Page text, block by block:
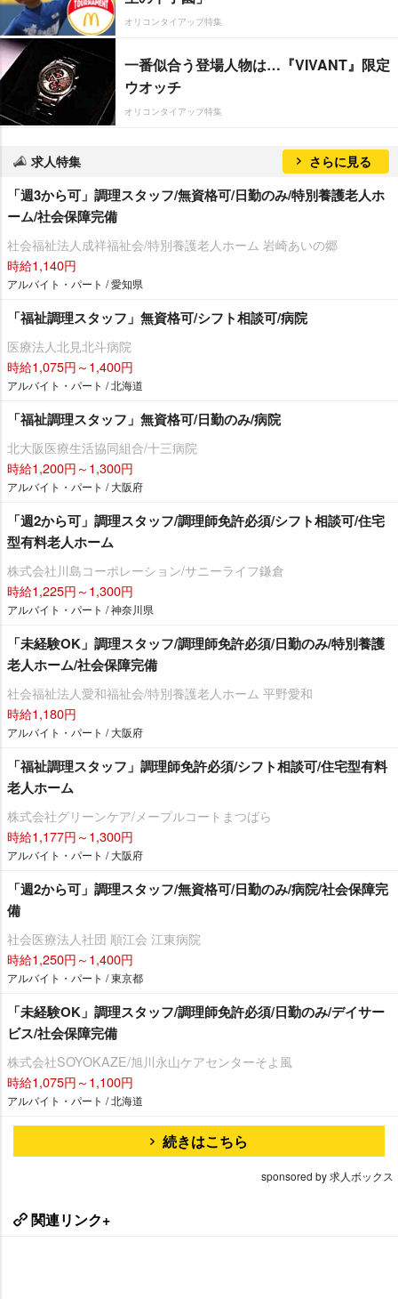
オリコンタイアップ特集
一番似合う登場人物は…『VIVANT』限定
ウオッチ
オリコンタイアップ特集
求人特集 さらに見る
「週3から可」調理スタッフ/無資格可/日勤のみ/特別養護老人ホ
ーム/社会保障完備
社会福祉法人成祥福祉会/特別養護老人ホーム 岩崎あいの郷
時給1,140円
アルバイト・パート / 愛知県
「福祉調理スタッフ」無資格可/シフト相談可/病院
医療法人北見北斗病院
時給1,075円～1,400円
アルバイト・パート / 北海道
「福祉調理スタッフ」無資格可/日勤のみ/病院
北大阪医療生活協同組合/十三病院
時給1,200円～1,300円
アルバイト・パート / 大阪府
「週2から可」調理スタッフ/調理師免許必須/シフト相談可/住宅
型有料老人ホーム
株式会社川島コーポレーション/サニーライフ鎌倉
時給1,225円～1,300円
アルバイト・パート / 神奈川県
「未経験OK」調理スタッフ/調理師免許必須/日勤のみ/特別養護
老人ホーム/社会保障完備
社会福祉法人愛和福祉会/特別養護老人ホーム 平野愛和
時給1,180円
アルバイト・パート / 大阪府
「福祉調理スタッフ」調理師免許必須/シフト相談可/住宅型有料
老人ホーム
株式会社グリーンケア/メープルコートまつばら
時給1,177円～1,300円
アルバイト・パート / 大阪府
「週2から可」調理スタッフ/無資格可/日勤のみ/病院/社会保障完
備
社会医療法人社団 順江会 江東病院
時給1,250円～1,400円
アルバイト・パート / 東京都
「未経験OK」調理スタッフ/調理師免許必須/日勤のみ/デイサー
ビス/社会保障完備
株式会社SOYOKAZE/旭川永山ケアセンターそよ風
時給1,075円～1,100円
アルバイト・パート / 北海道
続きはこちら
sponsored by 求人ボックス
関連リンク+